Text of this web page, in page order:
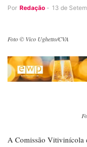
Por Redação - 13 de
Foto © Vico Ughetto/CVA
A Comissão Vitivinícola